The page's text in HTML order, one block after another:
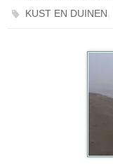
KUST EN DUINEN,